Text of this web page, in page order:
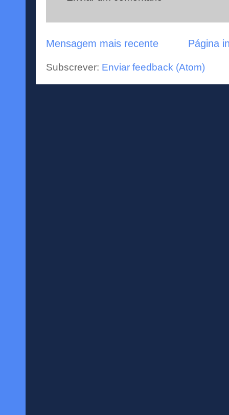
Mensagem mais recente Página
Subscrever: Enviar feedback (Atom)